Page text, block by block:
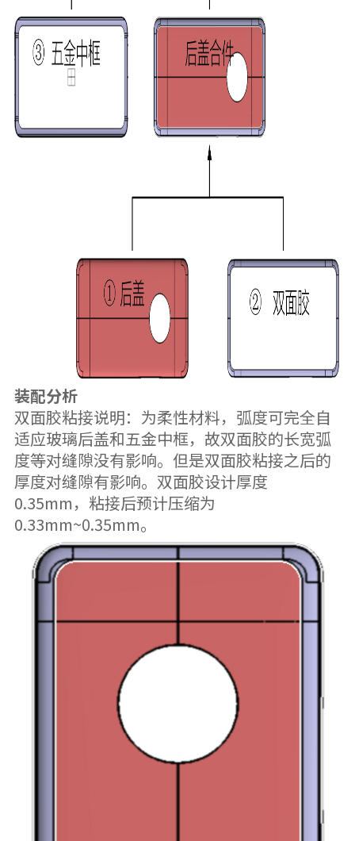
装配分析
双面胶粘接说明：为柔性材料，弧度可完全自
适应玻璃后盖和五金中框，故双面胶的长宽弧
度等对缝隙没有影响。但是双面胶粘接之后的
厚度对缝隙有影响。双面胶设计厚度
0.35mm，粘接后预计压缩为
0.33mm~0.35mm。